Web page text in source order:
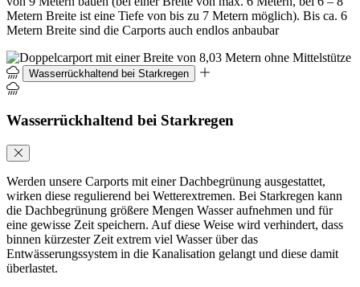
Metern Breite ist eine Tiefe von bis zu 7 Metern möglich). Bis ca. 6
Metern Breite sind die Carports auch endlos anbaubar
Wasserrückhaltend bei Starkregen
Wasserrückhaltend bei Starkregen
Werden unsere Carports mit einer Dachbegrünung ausgestattet,
wirken diese regulierend bei Wetterextremen. Bei Starkregen kann
die Dachbegrünung größere Mengen Wasser aufnehmen und für
eine gewisse Zeit speichern. Auf diese Weise wird verhindert, dass
binnen kürzester Zeit extrem viel Wasser über das
Entwässerungssystem in die Kanalisation gelangt und diese damit
überlastet.